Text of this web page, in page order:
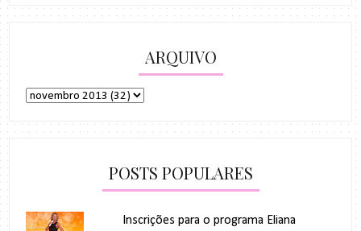
ARQUIVO
POSTS POPULARES
Inscrições para o programa Eliana